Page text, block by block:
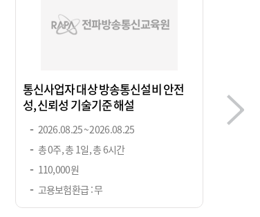
통신사업자 대상 방송통신설비 안전
성, 신뢰성 기술기준 해설
2026.08.25 ~ 2026.08.25
총 0주, 총 1일, 총 6시간
110,000원
고용보험환급 : 무
경 ·